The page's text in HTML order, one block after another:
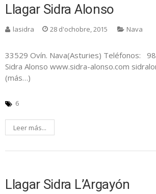
Llagar Sidra Alonso
lasidra 28 d'ochobre, 2015 Nava
33529 Ovín. Nava(Asturies) Teléfonos:
Sidra Alonso www.sidra-alonso.com
(más…)
6
Leer más...
Llagar Sidra L’Argayón